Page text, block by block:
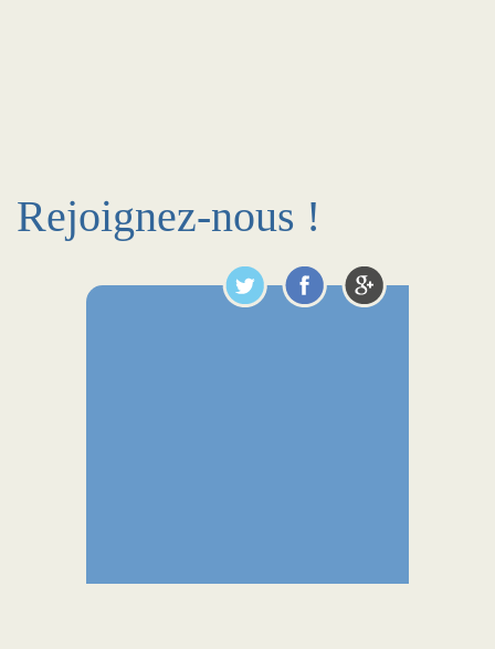
Rejoignez-nous !